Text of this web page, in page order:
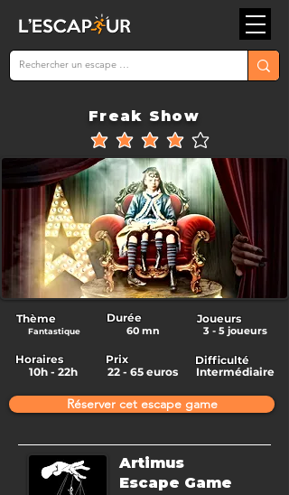
Freak Show
la note moyenne est 4 sur 5
Thème
Fantastique
Durée
60 mn
Joueurs
3 - 5 joueurs
Horaires
10h - 22h
Prix
22 - 65 euros
Difficulté
Intermédiaire
Artimus
Escape Game
Réserver cet escape game